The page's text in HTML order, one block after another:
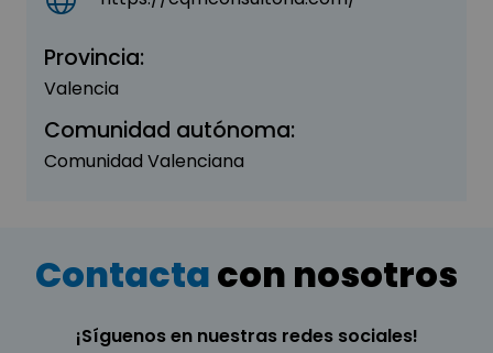
Provincia:
Valencia
Comunidad autónoma:
Comunidad Valenciana
Contactacon nosotros
¡Síguenos en nuestras redes sociales!